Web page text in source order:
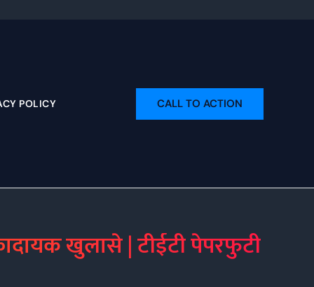
POLICY CALL TO ACTION
खुलासे | टीईटी पेपरफुटी